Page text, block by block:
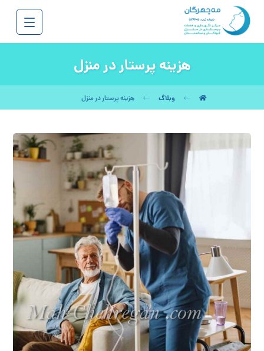
هزینه پرستار در منزل
وبلاگ هزینه پرستار در منزل